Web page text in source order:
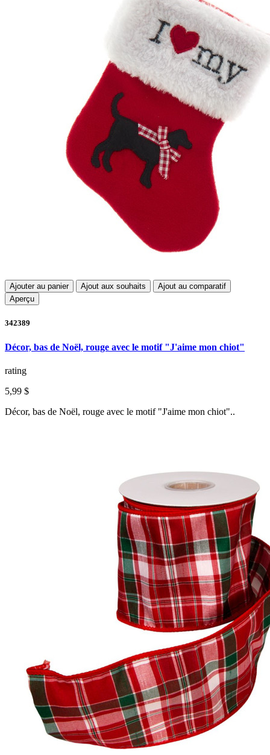
Ajouter au panier Ajout aux souhaits
Ajout au comparatif
Aperçu
342389
Décor, bas de Noël, rouge avec le motif "J'aime mon chiot"
rating
5,99 $
Décor, bas de Noël, rouge avec le motif "J'aime mon chiot"..